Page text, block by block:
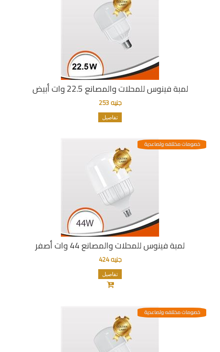
لمبة فينوس للمحلات والمصانع 22.5 وات أبيض
جنيه 253
تفاصيل
لمبة فينوس للمحلات والمصانع 44 وات أصفر
خصومات مختلفه وتصاعدية
جنيه 424
تفاصيل
خصومات مختلفه وتصاعدية